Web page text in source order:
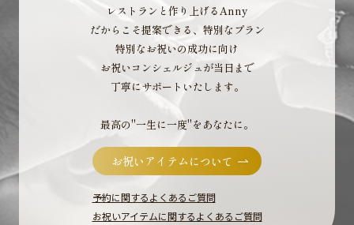
レストランと作り上げるAnny
だからこそ提案できる、特別なプラン
特別なお祝いの成功に向け
お祝いコンシェルジュが当日まで
丁寧にサポートいたします。
最高の"一生に一度"をあなたに。
お祝いアイテムについて
予約に関するよくあるご質問
お祝いアイテムに関するよくあるご質問